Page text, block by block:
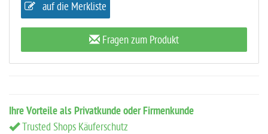
auf die Merkliste
Fragen zum Produkt
Ihre Vorteile als Privatkunde oder Firmenkunde
Trusted Shops Käuferschutz